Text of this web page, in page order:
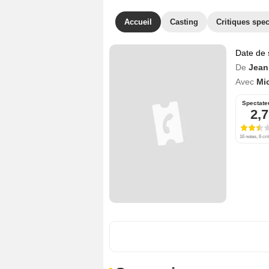
Accueil Casting Critiques
Date de
De
Avec
2,7
16 notes, 6